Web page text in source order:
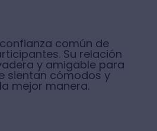
común de
Su relación
y amigable para
sientan cómodos y
mejor manera.